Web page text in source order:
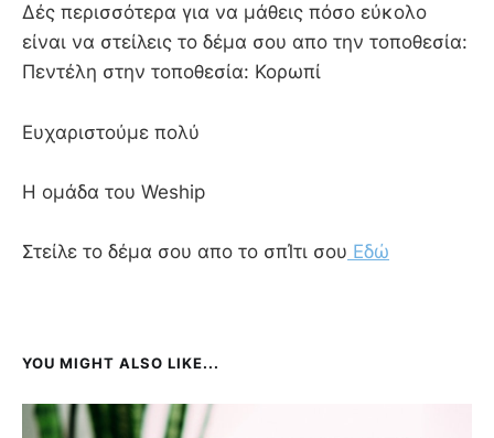
Δές περισσότερα για να μάθεις πόσο εύκολο
είναι να στείλεις το δέμα σου απο την τοποθεσία:
Πεντέλη στην τοποθεσία: Κορωπί
Ευχαριστούμε πολύ
Η ομάδα του Weship
Στείλε το δέμα σου απο το σπΊτι σου Εδώ
YOU MIGHT ALSO LIKE...